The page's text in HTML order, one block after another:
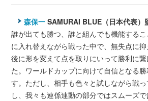
森保一 SAMURAI BLUE（日本代表）
誰が出ても勝つ、誰と組んでも機能する
に入れ替えながら戦った中で、無失点に
後に形を変えて点を取りにいって勝利に
た。ワールドカップに向けて自信となる
す。ただし、相手も色々と試しながら戦
し、我々も連係連動の部分ではスムーズ